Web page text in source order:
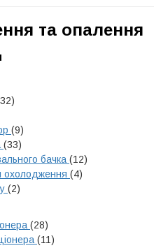
та опалення
(9)
(33)
бачка (12)
охолодження (4)
(2)
(28)
(11)